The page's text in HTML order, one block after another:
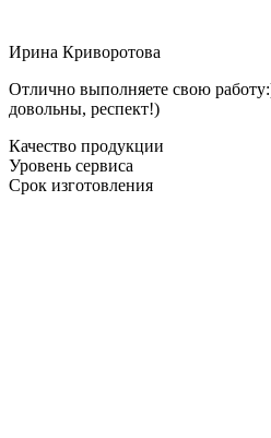
Ирина Криворотова
Отлично выполняете свою
довольны, респект!)
Качество продукции
Уровень сервиса
Срок изготовления